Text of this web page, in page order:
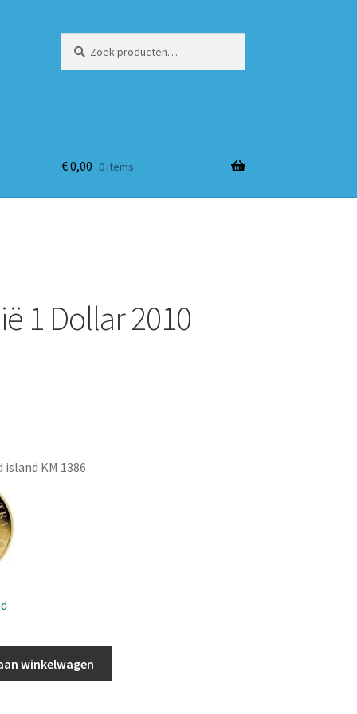
naar:
€0,00 0 items
1 Dollar 2010
KM 1386
winkelwagen